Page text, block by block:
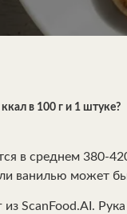
в 100 г и 1 штуке?
в среднем 380-
ванилью может
ScanFood.AI.